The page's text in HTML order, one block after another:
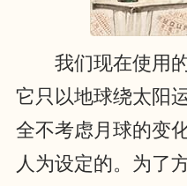
我们现在使用的
它只以地球绕太阳
全不考虑月球的变
人为设定的。为了